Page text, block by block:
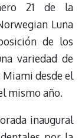
21 de la
Luna
de los
variedad de
desde el
mismo año.
inaugural